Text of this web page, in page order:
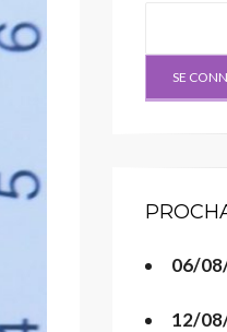
06/
12/